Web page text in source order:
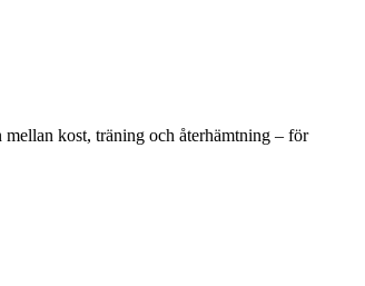
kost, träning och återhämtning – för